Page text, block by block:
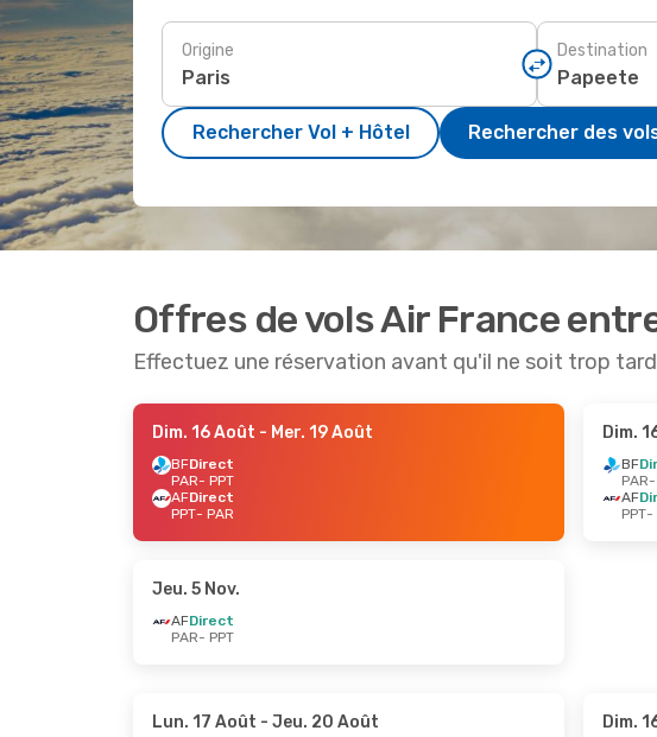
Origine Destination
Rechercher Vol + Hôtel Rechercher des
Offres de vols Air France
Effectuez une réservation avant qu'il ne soit trop tard
Dim. 16 Août - Mer. 19 Août
BFDirect
PAR- PPT
AFDirect
PPT- PAR
Dim.
BF
PAR-
AF
PPT-
Jeu. 5 Nov.
AFDirect
PAR- PPT
Lun. 17 Août - Jeu. 20 Août Dim.